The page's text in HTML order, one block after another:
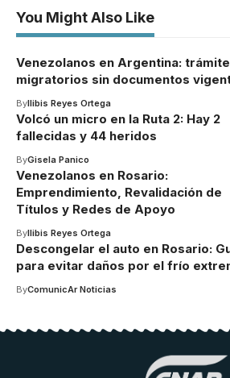
You Might Also Like
Venezolanos en Argentina:
migratorios sin documentos
ByIlibis Reyes Ortega
Volcó un micro en la Ruta 2: Hay 2
fallecidas y 44 heridos
ByGisela Panico
Venezolanos en Rosario:
Emprendimiento, Revalidación de
Títulos y Redes de Apoyo
ByIlibis Reyes Ortega
Descongelar el auto en Rosario:
para evitar daños por el frío
ByComunicAr Noticias